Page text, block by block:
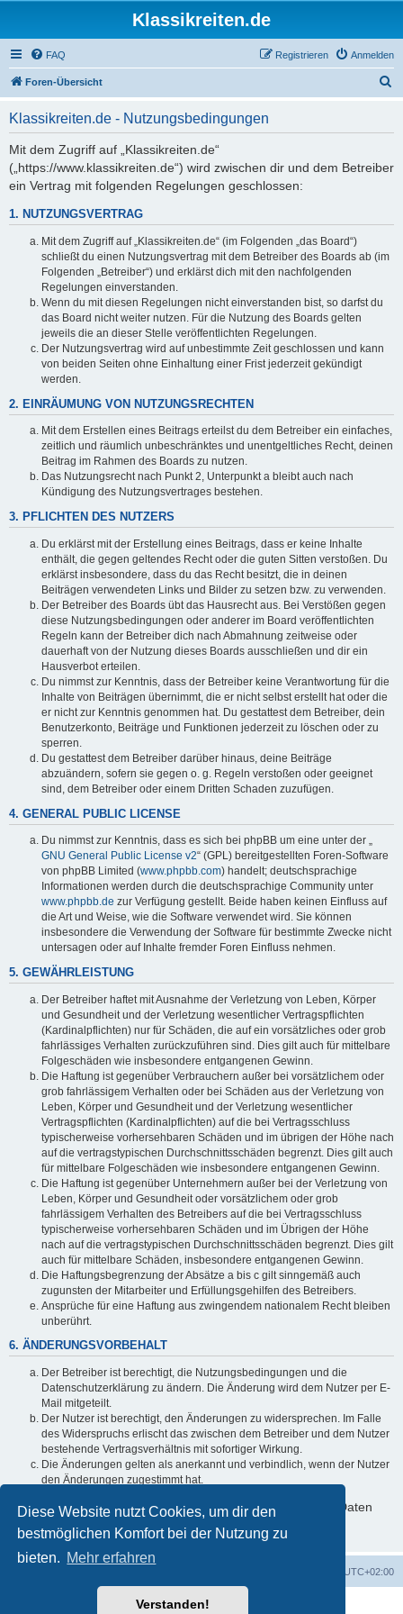
Diese Website nutzt Cookies, um dir den
bestmöglichen Komfort bei der Nutzung zu
bieten. Mehr erfahren
Verstanden!
Klassikreiten.de
FAQ Anmelden
Registrieren
Foren-Übersicht
e
Klassikreiten.de - Nutzungsbedingungen
Mit dem Zugriff auf „Klassikreiten.de“
(„https://www.klassikreiten.de“) wird zwischen dir und dem Betreiber
ein Vertrag mit folgenden Regelungen geschlossen:
1. NUTZUNGSVERTRAG
Mit dem Zugriff auf „Klassikreiten.de“ (im Folgenden „das Board“)
schließt du einen Nutzungsvertrag mit dem Betreiber des Boards ab (im
Folgenden „Betreiber“) und erklärst dich mit den nachfolgenden
Regelungen einverstanden.
Wenn du mit diesen Regelungen nicht einverstanden bist, so darfst du
das Board nicht weiter nutzen. Für die Nutzung des Boards gelten
jeweils die an dieser Stelle veröffentlichten Regelungen.
Der Nutzungsvertrag wird auf unbestimmte Zeit geschlossen und kann
von beiden Seiten ohne Einhaltung einer Frist jederzeit gekündigt
werden.
2. EINRÄUMUNG VON NUTZUNGSRECHTEN
Mit dem Erstellen eines Beitrags erteilst du dem Betreiber ein einfaches,
zeitlich und räumlich unbeschränktes und unentgeltliches Recht, deinen
Beitrag im Rahmen des Boards zu nutzen.
Das Nutzungsrecht nach Punkt 2, Unterpunkt a bleibt auch nach
Kündigung des Nutzungsvertrages bestehen.
3. PFLICHTEN DES NUTZERS
Du erklärst mit der Erstellung eines Beitrags, dass er keine Inhalte
enthält, die gegen geltendes Recht oder die guten Sitten verstoßen. Du
erklärst insbesondere, dass du das Recht besitzt, die in deinen
Beiträgen verwendeten Links und Bilder zu setzen bzw. zu verwenden.
Der Betreiber des Boards übt das Hausrecht aus. Bei Verstößen gegen
diese Nutzungsbedingungen oder anderer im Board veröffentlichten
Regeln kann der Betreiber dich nach Abmahnung zeitweise oder
dauerhaft von der Nutzung dieses Boards ausschließen und dir ein
Hausverbot erteilen.
Du nimmst zur Kenntnis, dass der Betreiber keine Verantwortung für die
Inhalte von Beiträgen übernimmt, die er nicht selbst erstellt hat oder die
er nicht zur Kenntnis genommen hat. Du gestattest dem Betreiber, dein
Benutzerkonto, Beiträge und Funktionen jederzeit zu löschen oder zu
sperren.
Du gestattest dem Betreiber darüber hinaus, deine Beiträge
abzuändern, sofern sie gegen o. g. Regeln verstoßen oder geeignet
sind, dem Betreiber oder einem Dritten Schaden zuzufügen.
4. GENERAL PUBLIC LICENSE
Du nimmst zur Kenntnis, dass es sich bei phpBB um eine unter der „
GNU General Public License v2“ (GPL) bereitgestellten Foren-Software
von phpBB Limited (www.phpbb.com) handelt; deutschsprachige
Informationen werden durch die deutschsprachige Community unter
www.phpbb.de zur Verfügung gestellt. Beide haben keinen Einfluss auf
die Art und Weise, wie die Software verwendet wird. Sie können
insbesondere die Verwendung der Software für bestimmte Zwecke nicht
untersagen oder auf Inhalte fremder Foren Einfluss nehmen.
5. GEWÄHRLEISTUNG
Der Betreiber haftet mit Ausnahme der Verletzung von Leben, Körper
und Gesundheit und der Verletzung wesentlicher Vertragspflichten
(Kardinalpflichten) nur für Schäden, die auf ein vorsätzliches oder grob
fahrlässiges Verhalten zurückzuführen sind. Dies gilt auch für mittelbare
Folgeschäden wie insbesondere entgangenen Gewinn.
Die Haftung ist gegenüber Verbrauchern außer bei vorsätzlichem oder
grob fahrlässigem Verhalten oder bei Schäden aus der Verletzung von
Leben, Körper und Gesundheit und der Verletzung wesentlicher
Vertragspflichten (Kardinalpflichten) auf die bei Vertragsschluss
typischerweise vorhersehbaren Schäden und im übrigen der Höhe nach
auf die vertragstypischen Durchschnittsschäden begrenzt. Dies gilt auch
für mittelbare Folgeschäden wie insbesondere entgangenen Gewinn.
Die Haftung ist gegenüber Unternehmern außer bei der Verletzung von
Leben, Körper und Gesundheit oder vorsätzlichem oder grob
fahrlässigem Verhalten des Betreibers auf die bei Vertragsschluss
typischerweise vorhersehbaren Schäden und im Übrigen der Höhe
nach auf die vertragstypischen Durchschnittsschäden begrenzt. Dies gilt
auch für mittelbare Schäden, insbesondere entgangenen Gewinn.
Die Haftungsbegrenzung der Absätze a bis c gilt sinngemäß auch
zugunsten der Mitarbeiter und Erfüllungsgehilfen des Betreibers.
Ansprüche für eine Haftung aus zwingendem nationalem Recht bleiben
unberührt.
6. ÄNDERUNGSVORBEHALT
Der Betreiber ist berechtigt, die Nutzungsbedingungen und die
Datenschutzerklärung zu ändern. Die Änderung wird dem Nutzer per E-
Mail mitgeteilt.
Der Nutzer ist berechtigt, den Änderungen zu widersprechen. Im Falle
des Widerspruchs erlischt das zwischen dem Betreiber und dem Nutzer
bestehende Vertragsverhältnis mit sofortiger Wirkung.
Die Änderungen gelten als anerkannt und verbindlich, wenn der Nutzer
den Änderungen zugestimmt hat.
Informationen über den Umgang mit deinen persönlichen Daten
sind in der Datenschutzerklärung enthalten.
UTC+02:00
Powered byphpBB® Forum Software © phpBB Limited